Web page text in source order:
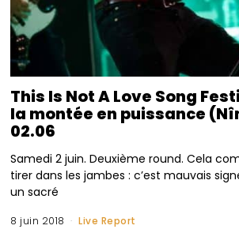
This Is Not A Love Song
la montée en puissance
02.06
Samedi 2 juin. Deuxième round. Cela
tirer dans les jambes : c’est mauvais
un sacré
8 juin 2018 Live Report